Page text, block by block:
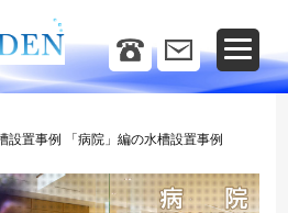
設置事例 「病院」編の水槽設置事例